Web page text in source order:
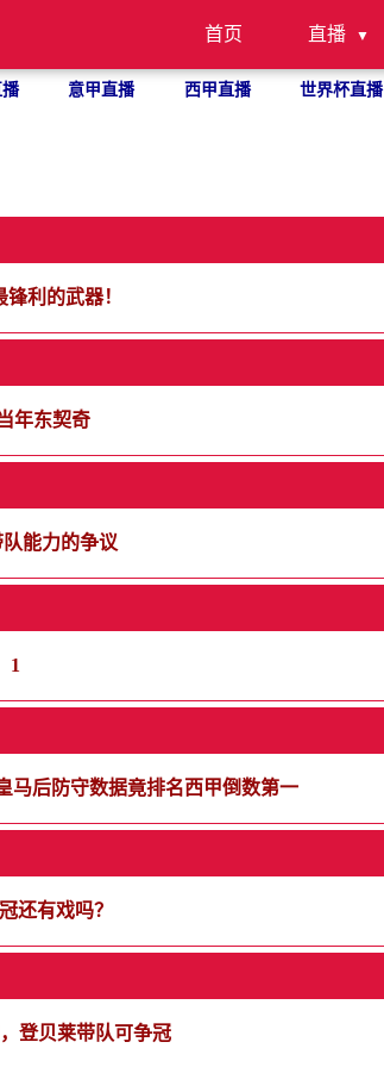
首页 直播
意甲直播 西甲直播 世界杯直播
利的武器！
年东契奇
能力的争议
1
马后防守数据竟排名西甲倒数第一
还有戏吗？
登贝莱带队可争冠